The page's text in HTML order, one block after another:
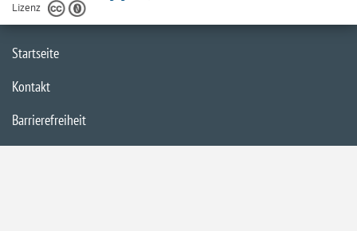
Lizenz
Startseite
Kontakt
Barrierefreiheit